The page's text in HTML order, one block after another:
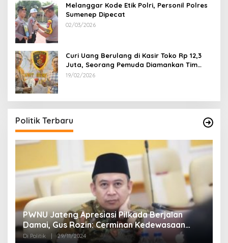
Melanggar Kode Etik Polri, Personil Polres
Sumenep Dipecat
02/03/2026
Curi Uang Berulang di Kasir Toko Rp 12,3
Juta, Seorang Pemuda Diamankan Tim
Reskrim Polsek Lenteng Sumenep
19/02/2026
Politik Terbaru
PWNU Jateng Apresiasi Pilkada Berjalan
Damai, Gus Rozin: Cerminan Kedewasaan
Politik Masyarakat
Di Politik | 29/11/2024